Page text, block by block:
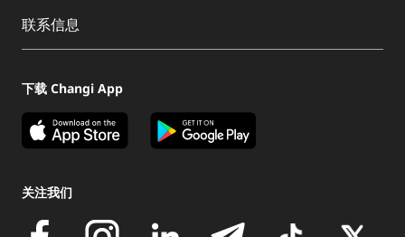
联系信息
下载 Changi App
关注我们